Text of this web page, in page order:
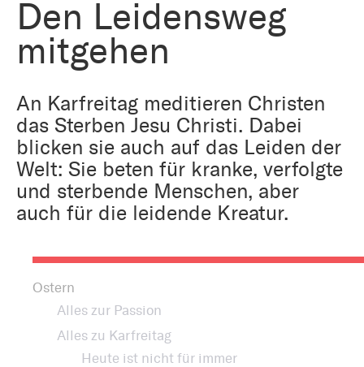
Den Leidensweg
mitgehen
An Karfreitag meditieren Christen
das Sterben Jesu Christi. Dabei
blicken sie auch auf das Leiden der
Welt: Sie beten für kranke, verfolgte
und sterbende Menschen, aber
auch für die leidende Kreatur.
Ostern
Alles zur Passion
Alles zu Karfreitag
Heute ist nicht für immer
Kirche und Geld
Reformprozess PUK
Arbeiten bei der Kirche
Kirchenjahr
Ökumene
Religion in der Schule
Kunst
Aktiv gegen Missbrauch
Tourismus
Weltanschauungsfragen
Gegen Rechtsextremismus